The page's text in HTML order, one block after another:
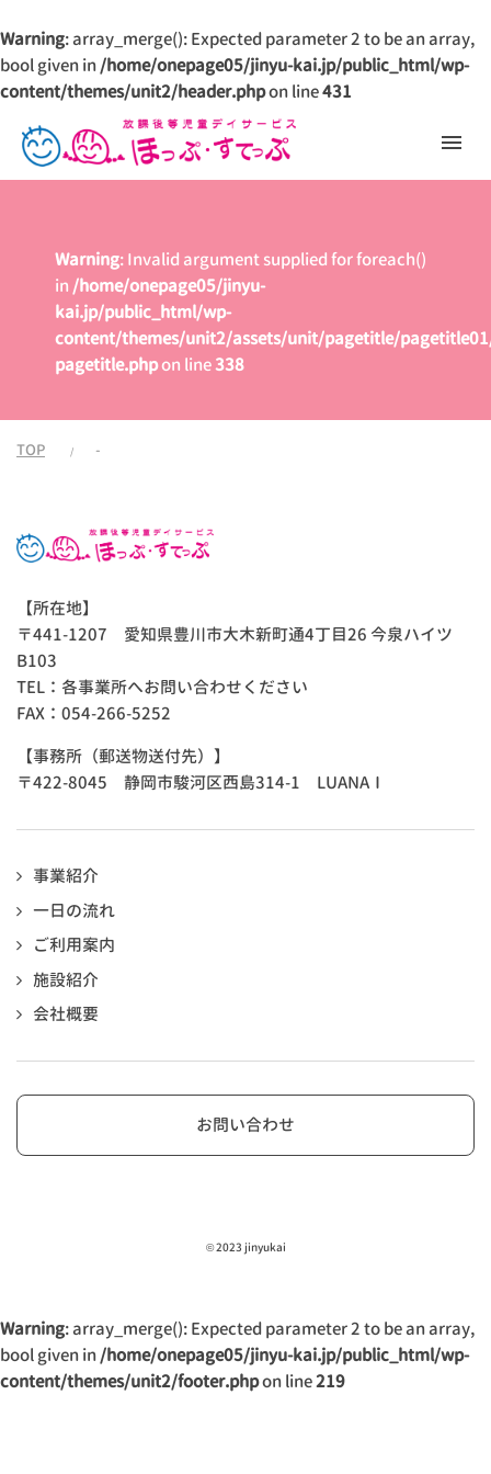
Warning: array_merge(): Expected parameter 2 to be an array,
bool given in/home/onepage05/jinyu-kai.jp/public_html/wp-
content/themes/unit2/header.phpon line431
Warning: Invalid argument supplied for foreach()
in /home/onepage05/jinyu-
kai.jp/public_html/wp-
content/themes/unit2/assets/unit/pagetitle/
pagetitle.phpon line338
TOP -
【所在地】
〒441-1207 愛知県豊川市大木新町通4丁目26 今泉ハイツ
B103
TEL：各事業所へお問い合わせください
FAX：054-266-5252
【事務所（郵送物送付先）】
〒422-8045 静岡市駿河区西島314-1 LUANAⅠ
事業紹介
一日の流れ
ご利用案内
施設紹介
会社概要
お問い合わせ
© 2023 jinyukai
Warning: array_merge(): Expected parameter 2 to be an array,
bool given in/home/onepage05/jinyu-kai.jp/public_html/wp-
content/themes/unit2/footer.phpon line219